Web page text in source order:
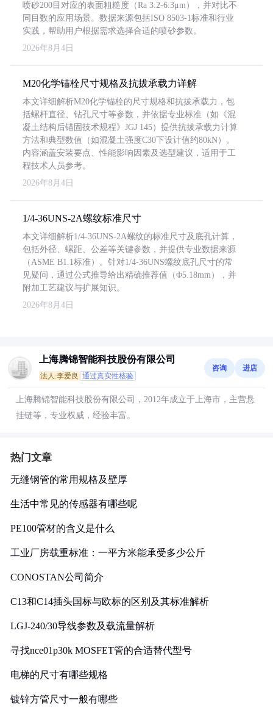
喷砂200目对应的表面粗糙度（Ra 3.2-6.3μm），并对比不
同目数的应用场景。数据来源包括ISO 8503-1标准和行业
实践，帮助用户根据需求选择合适的喷砂参数。
2026年8月4日
M20化学锚栓尺寸规格及抗拔承载力详解
本文详细解析M20化学锚栓的尺寸规格和抗拔承载力，包
括螺杆直径、钻孔尺寸等参数，并依据专业标准（如《混
凝土结构后锚固技术规程》JGJ 145）提供抗拔承载力计算
方法和典型数值（如混凝土强度C30下设计值约80kN）。
内容涵盖安装要点、性能影响因素及选型建议，适用于工
程技术人员参考。
2026年8月4日
1/4-36UNS-2A螺纹标准尺寸
本文详细解析1/4-36UNS-2A螺纹的标准尺寸及底孔计算，
包括外径、螺距、公差等关键参数，并提供专业数据来源
（ASME B1.1标准）。针对1/4-36UNS螺纹底孔尺寸的常
见疑问，通过公式推导给出精确推荐值（Φ5.18mm），并
附加工艺建议与扩展知识。
2026年8月4日
上海腾锦智能科技股份有限公司
法人:李爱良 通过真实性核验
咨询 进店
上海腾锦智能科技股份有限公司，2012年成立于上海市，主营悬
挂链等，专业权威，经验丰富。
热门文章
无缝钢管的常用规格及壁厚
生活中常见的传感器有哪些呢
PE100管材的含义是什么
工业厂房载重标准：一平方米能承受多少公斤
CONOSTAN公司简介
C13和C14插头国标与欧标的区别及其标准解析
LGJ-240/30导线参数及载流量解析
寻找nce01p30k MOSFET管的合适替代型号
电梯的尺寸有哪些规格
镀锌方管尺寸一般有哪些